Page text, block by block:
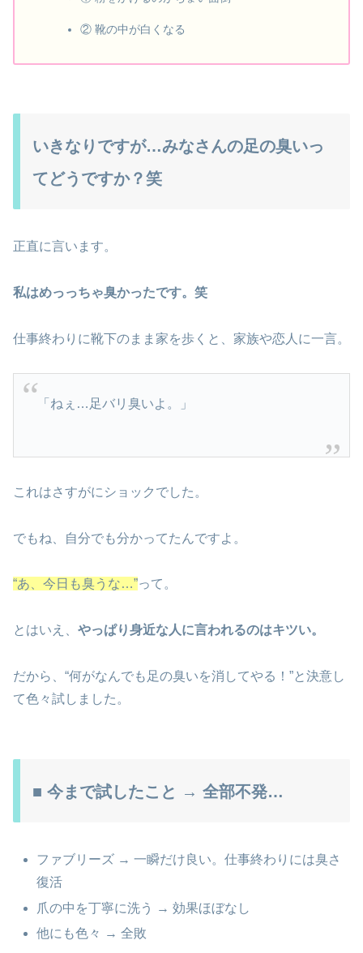
② 靴の中が白くなる
いきなりですが…みなさんの足の臭いっ
てどうですか？笑
正直に言います。
私はめっっちゃ臭かったです。笑
仕事終わりに靴下のまま家を歩くと、家族や恋人に一言。
「ねぇ…足バリ臭いよ。」
これはさすがにショックでした。
でもね、自分でも分かってたんですよ。
“あ、今日も臭うな…”って。
とはいえ、 やっぱり身近な人に言われるのはキツい。
だから、“何がなんでも足の臭いを消してやる！”と決意し
て色々試しました。
■ 今まで試したこと → 全部不発…
ファブリーズ → 一瞬だけ良い。仕事終わりには臭さ
復活
爪の中を丁寧に洗う → 効果ほぼなし
他にも色々 → 全敗